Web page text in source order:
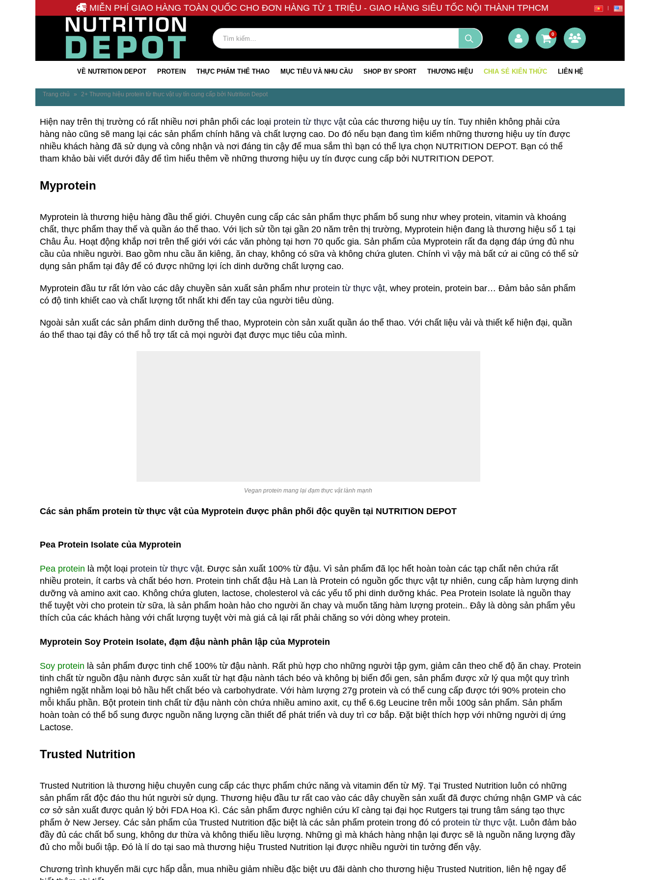
MIỄN PHÍ GIAO HÀNG TOÀN QUỐC CHO ĐƠN HÀNG TỪ 1 TRIỆU - GIAO HÀNG SIÊU TỐC NỘI THÀNH TPHCM
0
VỀ NUTRITION DEPOT PROTEIN THỰC PHẨM THỂ THAO MỤC TIÊU VÀ NHU CẦU SHOP BY SPORT THƯƠNG HIỆU CHIA SẺ KIẾN THỨC LIÊN HỆ
Trang chủ » 2+ Thương hiệu protein từ thực vật uy tín cung cấp bởi Nutrition Depot
Hiện nay trên thị trường có rất nhiều nơi phân phối các loại protein từ thực vật của các thương hiệu uy tín. Tuy nhiên không phải cửa
hàng nào cũng sẽ mang lại các sản phẩm chính hãng và chất lượng cao. Do đó nếu bạn đang tìm kiếm những thương hiệu uy tín được
nhiều khách hàng đã sử dụng và công nhận và nơi đáng tin cậy để mua sắm thì bạn có thể lựa chọn NUTRITION DEPOT. Bạn có thể
tham khảo bài viết dưới đây để tìm hiểu thêm về những thương hiệu uy tín được cung cấp bởi NUTRITION DEPOT.
Myprotein
Myprotein là thương hiệu hàng đầu thế giới. Chuyên cung cấp các sản phẩm thực phẩm bổ sung như whey protein, vitamin và khoáng
chất, thực phẩm thay thế và quần áo thể thao. Với lịch sử tồn tại gần 20 năm trên thị trường, Myprotein hiện đang là thương hiệu số 1 tại
Châu Âu. Hoạt động khắp nơi trên thế giới với các văn phòng tại hơn 70 quốc gia. Sản phẩm của Myprotein rất đa dạng đáp ứng đủ nhu
cầu của nhiều người. Bao gồm nhu cầu ăn kiêng, ăn chay, không có sữa và không chứa gluten. Chính vì vậy mà bất cứ ai cũng có thể sử
dụng sản phẩm tại đây để có được những lợi ích dinh dưỡng chất lượng cao.
Myprotein đầu tư rất lớn vào các dây chuyền sản xuất sản phẩm như protein từ thực vật, whey protein, protein bar… Đảm bảo sản phẩm
có độ tinh khiết cao và chất lượng tốt nhất khi đến tay của người tiêu dùng.
Ngoài sản xuất các sản phẩm dinh dưỡng thể thao, Myprotein còn sản xuất quần áo thể thao. Với chất liệu vải và thiết kế hiện đại, quần
áo thể thao tại đây có thể hỗ trợ tất cả mọi người đạt được mục tiêu của mình.
Vegan protein mang lại đạm thực vật lành mạnh
Các sản phẩm protein từ thực vật của Myprotein được phân phối độc quyền tại NUTRITION DEPOT
Pea Protein Isolate của Myprotein
Pea protein là một loại protein từ thực vật. Được sản xuất 100% từ đậu. Vì sản phẩm đã lọc hết hoàn toàn các tạp chất nên chứa rất
nhiều protein, ít carbs và chất béo hơn. Protein tinh chất đậu Hà Lan là Protein có nguồn gốc thực vật tự nhiên, cung cấp hàm lượng dinh
dưỡng và amino axit cao. Không chứa gluten, lactose, cholesterol và các yếu tố phi dinh dưỡng khác. Pea Protein Isolate là nguồn thay
thế tuyệt vời cho protein từ sữa, là sản phẩm hoàn hảo cho người ăn chay và muốn tăng hàm lượng protein.. Đây là dòng sản phẩm yêu
thích của các khách hàng với chất lượng tuyệt vời mà giá cả lại rất phải chăng so với dòng whey protein.
Myprotein Soy Protein Isolate, đạm đậu nành phân lập của Myprotein
Soy protein là sản phẩm được tinh chế 100% từ đậu nành. Rất phù hợp cho những người tập gym, giảm cân theo chế độ ăn chay. Protein
tinh chất từ nguồn đậu nành được sản xuất từ hạt đậu nành tách béo và không bị biến đổi gen, sản phẩm được xử lý qua một quy trình
nghiêm ngặt nhằm loại bỏ hầu hết chất béo và carbohydrate. Với hàm lượng 27g protein và có thể cung cấp được tới 90% protein cho
mỗi khẩu phần. Bột protein tinh chất từ đậu nành còn chứa nhiều amino axit, cụ thể 6.6g Leucine trên mỗi 100g sản phẩm. Sản phẩm
hoàn toàn có thể bổ sung được nguồn năng lượng cần thiết để phát triển và duy trì cơ bắp. Đặt biệt thích hợp với những người dị ứng
Lactose.
Trusted Nutrition
Trusted Nutrition là thương hiệu chuyên cung cấp các thực phẩm chức năng và vitamin đến từ Mỹ. Tại Trusted Nutrition luôn có những
sản phẩm rất độc đáo thu hút người sử dụng. Thương hiệu đầu tư rất cao vào các dây chuyền sản xuất đã được chứng nhận GMP và các
cơ sở sản xuất được quản lý bởi FDA Hoa Kì. Các sản phẩm được nghiên cứu kĩ càng tại đại học Rutgers tại trung tâm sáng tạo thực
phẩm ở New Jersey. Các sản phẩm của Trusted Nutrition đặc biệt là các sản phẩm protein trong đó có protein từ thực vật. Luôn đảm bảo
đầy đủ các chất bổ sung, không dư thừa và không thiếu liều lượng. Những gì mà khách hàng nhận lại được sẽ là nguồn năng lượng đầy
đủ cho mỗi buổi tập. Đó là lí do tại sao mà thương hiệu Trusted Nutrition lại được nhiều người tin tưởng đến vậy.
Chương trình khuyến mãi cực hấp dẫn, mua nhiều giảm nhiều đặc biệt ưu đãi dành cho thương hiệu Trusted Nutrition, liên hệ ngay để